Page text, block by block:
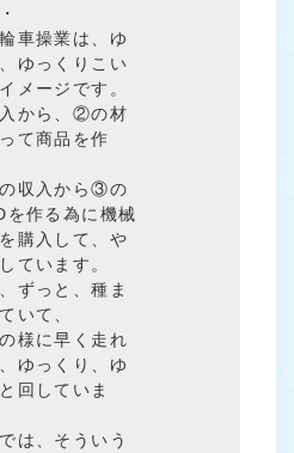
車操業は、ゆ
ゆっくりこい
メージです。
から、②の材
て商品を作
収入から③の
を作る為に機械
購入して、や
ています。
ずっと、種ま
いて、
様に早く走れ
ゆっくり、ゆ
回していま
は、そういう